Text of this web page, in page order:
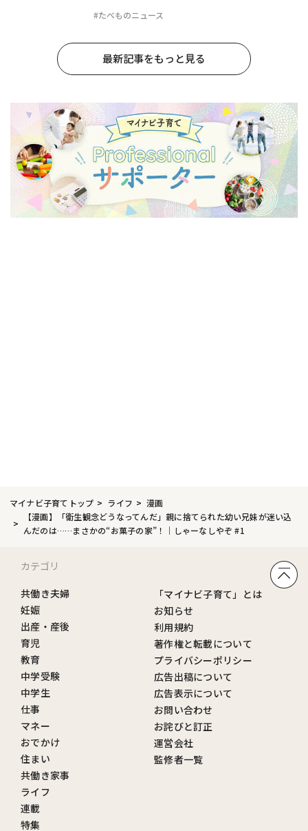
#たべものニュース
最新記事をもっと見る
マイナビ子育てトップ ライフ
漫画
【漫画】「衛生観念どうなってんだ」親に捨てられた幼い兄妹が迷い込
んだのは……まさかの“お菓子の家”！｜しゃーなしやぞ #1
カテゴリ
共働き夫婦
妊娠
出産・産後
育児
教育
中学受験
中学生
仕事
マネー
おでかけ
住まい
共働き家事
ライフ
連載
特集
「マイナビ子育て」とは
お知らせ
利用規約
著作権と転載について
プライバシーポリシー
広告出稿について
広告表示について
お問い合わせ
お詫びと訂正
運営会社
監修者一覧